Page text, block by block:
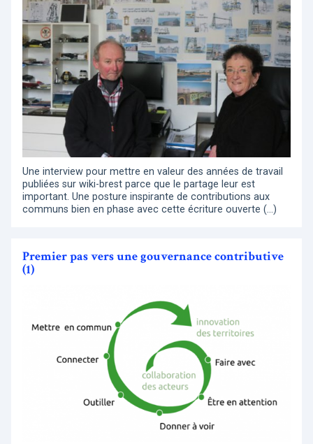
Une interview pour mettre en valeur des années de travail
publiées sur wiki-brest parce que le partage leur est
important. Une posture inspirante de contributions aux
communs bien en phase avec cette écriture ouverte (…)
Premier pas vers une gouvernance contributive
(1)